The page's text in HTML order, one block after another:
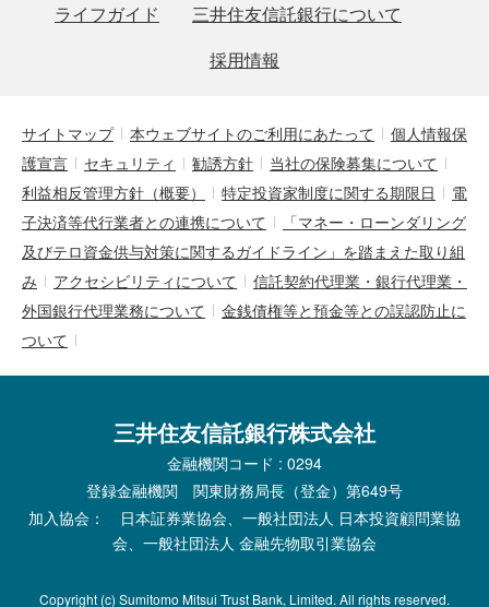
ライフガイド
三井住友信託銀行について
採用情報
サイトマップ 本ウェブサイトのご利用にあたって
個人情報保
護宣言
セキュリティ 勧誘方針
当社の保険募集について
利益相反管理方針（概要）
特定投資家制度に関する期限日
電
子決済等代行業者との連携について
「マネー・ローンダリング
及びテロ資金供与対策に関するガイドライン」を踏まえた取り組
み
アクセシビリティについて
信託契約代理業・銀行代理業・
外国銀行代理業務について
金銭債権等と預金等との誤認防止に
ついて
三井住友信託銀行株式会社
金融機関コード : 0294
登録金融機関 関東財務局長（登金）第649号
加入協会： 日本証券業協会、一般社団法人 日本投資顧問業協
会、一般社団法人 金融先物取引業協会
Copyright (c) Sumitomo Mitsui Trust Bank, Limited. All rights reserved.